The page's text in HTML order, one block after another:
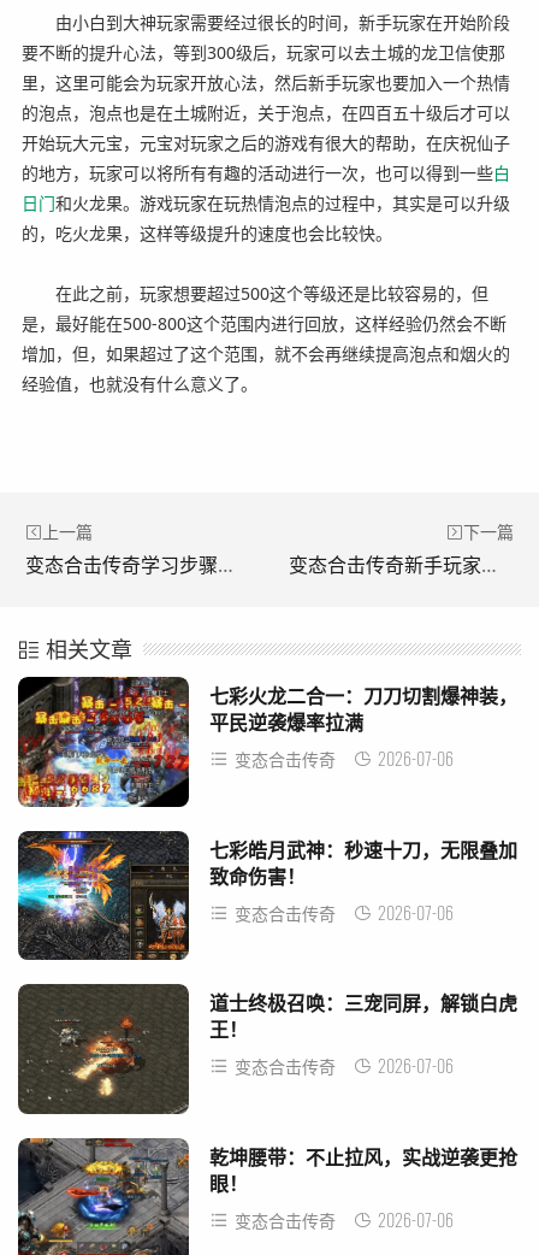
由小白到大神玩家需要经过很长的时间，新手玩家在开始阶段
要不断的提升心法，等到300级后，玩家可以去土城的龙卫信使那
里，这里可能会为玩家开放心法，然后新手玩家也要加入一个热情
的泡点，泡点也是在土城附近，关于泡点，在四百五十级后才可以
开始玩大元宝，元宝对玩家之后的游戏有很大的帮助，在庆祝仙子
的地方，玩家可以将所有有趣的活动进行一次，也可以得到一些白
日门和火龙果。游戏玩家在玩热情泡点的过程中，其实是可以升级
的，吃火龙果，这样等级提升的速度也会比较快。
在此之前，玩家想要超过500这个等级还是比较容易的，但
是，最好能在500-800这个范围内进行回放，这样经验仍然会不断
增加，但，如果超过了这个范围，就不会再继续提高泡点和烟火的
经验值，也就没有什么意义了。
上一篇
变态合击传奇学习步骤的传统升级方式。(传统方式升级异战攻击传奇的学习步骤。)
下一篇
变态合击传奇新手玩家在高级地图上的游戏体验。(《传奇新手玩家在高级地图上的游戏体验。)
相关文章
七彩火龙二合一：刀刀切割爆神装，
平民逆袭爆率拉满
变态合击传奇 2026-07-06
七彩皓月武神：秒速十刀，无限叠加
致命伤害！
变态合击传奇 2026-07-06
道士终极召唤：三宠同屏，解锁白虎
王！
变态合击传奇 2026-07-06
乾坤腰带：不止拉风，实战逆袭更抢
眼！
变态合击传奇 2026-07-06